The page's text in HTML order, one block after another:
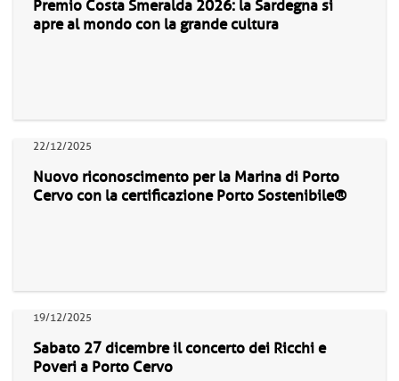
Premio Costa Smeralda 2026: la Sardegna si
apre al mondo con la grande cultura
22/12/2025
Nuovo riconoscimento per la Marina di Porto
Cervo con la certificazione Porto Sostenibile®
19/12/2025
Sabato 27 dicembre il concerto dei Ricchi e
Poveri a Porto Cervo